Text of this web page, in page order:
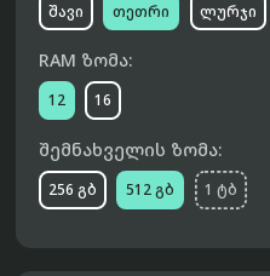
შავი თეთრი ლურჯი
RAM ზომა:
12 16
შემნახველის ზომა:
256 გბ 512 გბ 1 ტბ